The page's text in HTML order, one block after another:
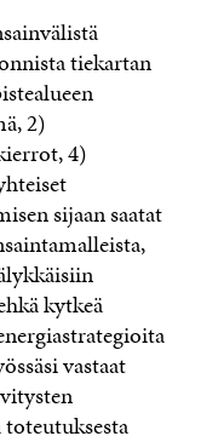
tiekartan
2)
4)
sijaan saatat
kytkeä
vastaat